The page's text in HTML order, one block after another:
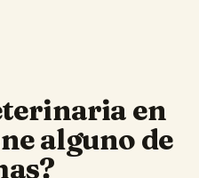
en
alguno de